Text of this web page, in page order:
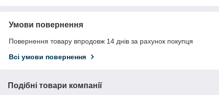
Умови повернення
Повернення товару впродовж 14 днів за рахунок покупця
Всі умови повернення
Подібні товари компанії